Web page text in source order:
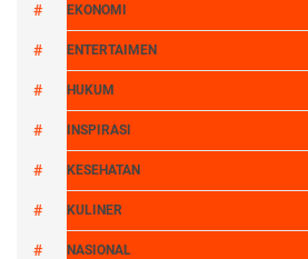
EKONOMI
ENTERTAIMEN
HUKUM
INSPIRASI
KESEHATAN
KULINER
NASIONAL